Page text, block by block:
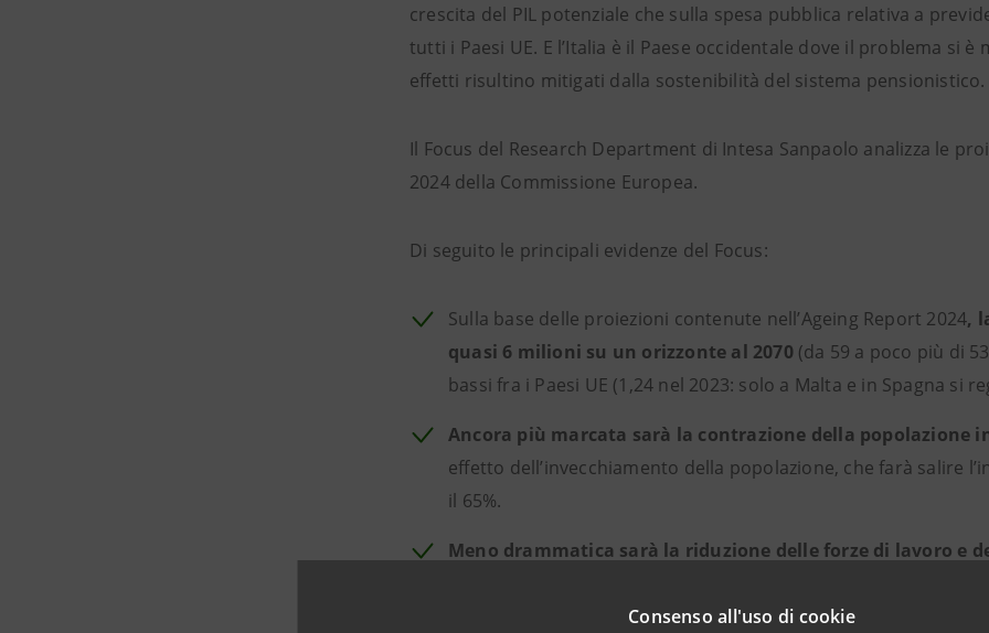
Consenso all'uso di cookie
crescita del PIL potenziale che sulla spesa pubblica relativa a
tutti i Paesi UE. E l’Italia è il Paese occidentale dove il problema si
effetti risultino mitigati dalla sostenibilità del sistema pensionistico.
Il Focus del Research Department di Intesa Sanpaolo analizza le
2024 della Commissione Europea.
Di seguito le principali evidenze del Focus:
Sulla base delle proiezioni contenute nell’Ageing Report 2024,
quasi 6 milioni su un orizzonte al 2070 (da 59 a poco più di
bassi fra i Paesi UE (1,24 nel 2023: solo a Malta e in Spagna si
Ancora più marcata sarà la contrazione della popolazione
effetto dell’invecchiamento della popolazione, che farà salire
il 65%.
Meno drammatica sarà la riduzione delle forze di lavoro e
rispettivamente), per effetto di un tasso di partecipazione e
di età più avanzate e nella popolazione femminile.